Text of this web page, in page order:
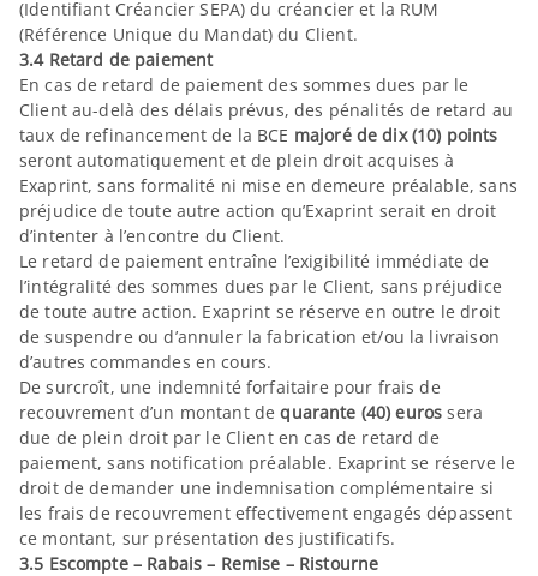
(Identifiant Créancier SEPA) du créancier et la RUM
(Référence Unique du Mandat) du Client.
3.4 Retard de paiement
En cas de retard de paiement des sommes dues par le
Client au-delà des délais prévus, des pénalités de retard au
taux de refinancement de la BCE majoré de dix (10) points
seront automatiquement et de plein droit acquises à
Exaprint, sans formalité ni mise en demeure préalable, sans
préjudice de toute autre action qu’Exaprint serait en droit
d’intenter à l’encontre du Client.
Le retard de paiement entraîne l’exigibilité immédiate de
l’intégralité des sommes dues par le Client, sans préjudice
de toute autre action. Exaprint se réserve en outre le droit
de suspendre ou d’annuler la fabrication et/ou la livraison
d’autres commandes en cours.
De surcroît, une indemnité forfaitaire pour frais de
recouvrement d’un montant dequarante (40) euros sera
due de plein droit par le Client en cas de retard de
paiement, sans notification préalable. Exaprint se réserve le
droit de demander une indemnisation complémentaire si
les frais de recouvrement effectivement engagés dépassent
ce montant, sur présentation des justificatifs.
3.5 Escompte – Rabais – Remise – Ristourne